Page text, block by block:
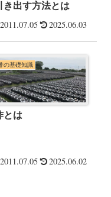
き出す方法とは
2011.07.05 2025.06.03
の基礎知識
とは
2011.07.05 2025.06.02